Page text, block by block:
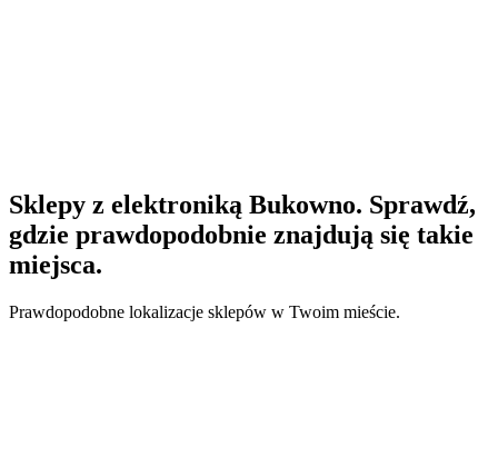
Sklepy z elektroniką Bukowno. Sprawdź,
gdzie prawdopodobnie znajdują się takie
miejsca.
Prawdopodobne lokalizacje sklepów w Twoim mieście.